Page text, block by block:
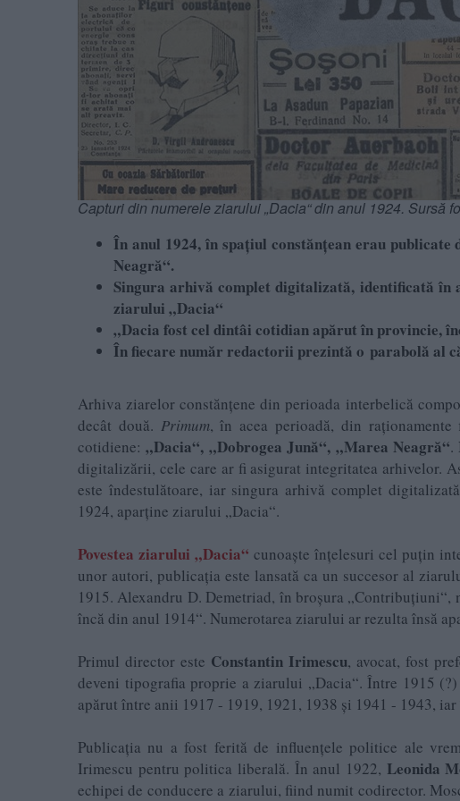
Capturi din numerele ziarului „Dacia“ din anul 1924. Sursă
În anul 1924, în spațiul constănțean erau
Neagră“.
Singura arhivă complet digitalizată, identificată în
ziarului „Dacia“
„Dacia fost cel dintâi cotidian apărut în provincie,
În fiecare număr redactorii prezintă o parabolă al
Arhiva ziarelor constănțene din perioada interbelică
decât două. Primum, în acea perioadă, din
cotidiene:„Dacia“, „Dobrogea Jună“, „Marea Neagră“.
digitalizării, cele care ar fi asigurat integritatea arhivelor.
este îndestulătoare, iar singura arhivă complet
1924, aparține ziarului „Dacia“.
Povestea ziarului „Dacia“ cunoaște înțelesuri cel puțin
unor autori, publicația este lansată ca un succesor al
1915. Alexandru D. Demetriad, în broşura
încă din anul 1914“. Numerotarea ziarului ar rezulta însă
Primul director este Constantin Irimescu, avocat, fost
deveni tipografia proprie a ziarului „Dacia“. Între 1915
apărut între anii 1917 - 1919, 1921, 1938 şi 1941 - 1943,
Publicația nu a fost ferită de influențele politice ale
Irimescu pentru politica liberală. În anul 1922, Leonida
echipei de conducere a ziarului, fiind numit codirector.